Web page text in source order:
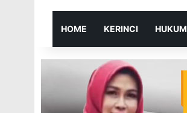
HOME KERINCI HUKUM